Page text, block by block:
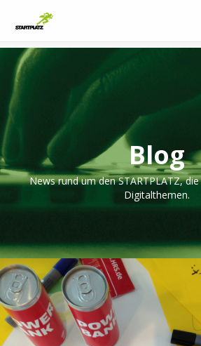
Blog
News rund um den STARTPLATZ,
Digitalthemen.